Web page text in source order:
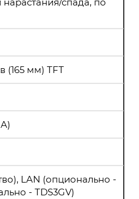
(165 мм) TFT
LAN (опционально -
- TDS3GV)